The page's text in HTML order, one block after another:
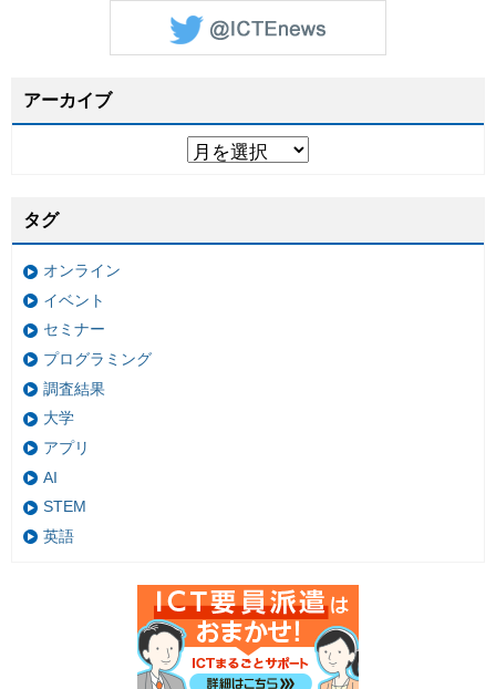
アーカイブ
タグ
オンライン
イベント
セミナー
プログラミング
調査結果
大学
アプリ
AI
STEM
英語